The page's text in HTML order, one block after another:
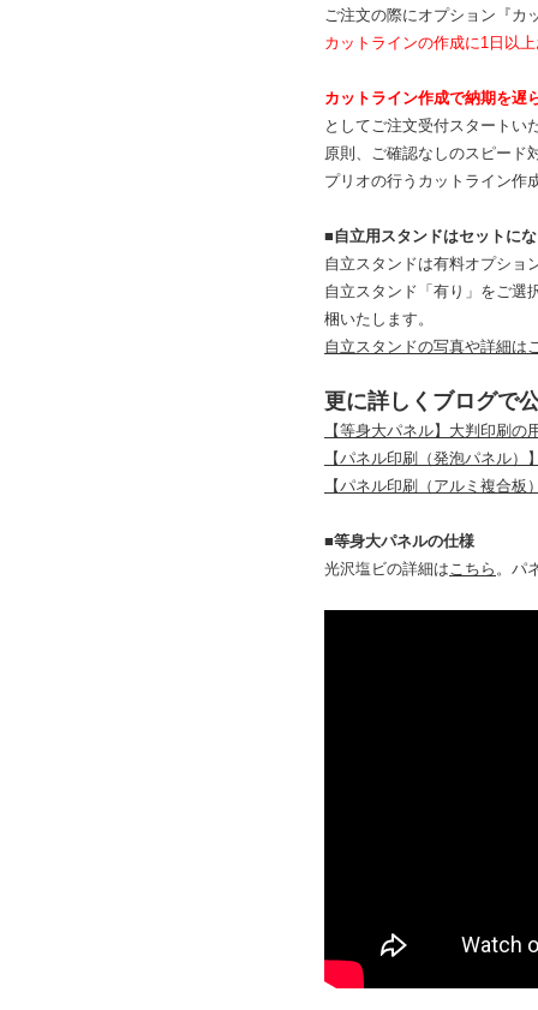
ご注文の際にオプション『カ
カットラインの作成に1日以
カットライン作成で納期を遅
としてご注文受付スタートい
原則、ご確認なしのスピード
プリオの行うカットライン作
■自立用スタンドはセットに
自立スタンドは有料オプショ
自立スタンド「有り」をご選
梱いたします。
自立スタンドの写真や詳細は
更に詳しくブログで
【等身大パネル】大判印刷の
【パネル印刷（発泡パネル
【パネル印刷（アルミ複合
■等身大パネルの仕様
光沢塩ビの詳細はこちら 。パ